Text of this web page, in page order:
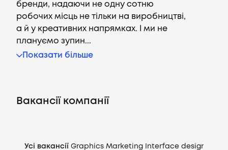
CV генератор
бренди, надаючи не одну сотню
робочих місць не тільки на виробництві,
а й у креативних напрямках. І ми не
плануємо зупин...
Показати більше
Вакансії компанії
Усі вакансії Graphics Marketing Interface design